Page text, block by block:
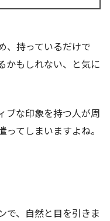
、持っているだけで
かもしれない、と気に
ブな印象を持つ人が周
てしまいますよね。
で、自然と目を引きま